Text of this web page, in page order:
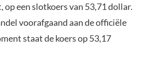
een slotkoers van 53,71 dollar.
voorafgaand aan de officiële
staat de koers op 53,17